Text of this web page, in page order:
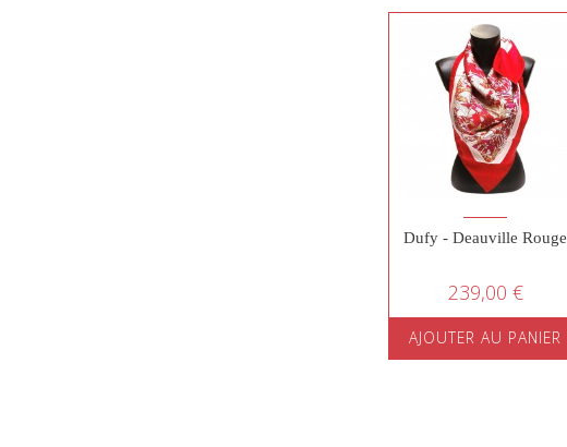
Dufy - Deauville Rouge
239,00 €
AJOUTER AU PANIER